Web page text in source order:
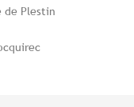
de Plestin